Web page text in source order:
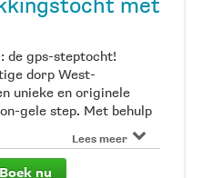
met
de gps-steptocht!
dorp West-
unieke en originele
gele step. Met behulp
en weetjes leer je
deel van het
kun je boeken
Lees meer
Boek nu